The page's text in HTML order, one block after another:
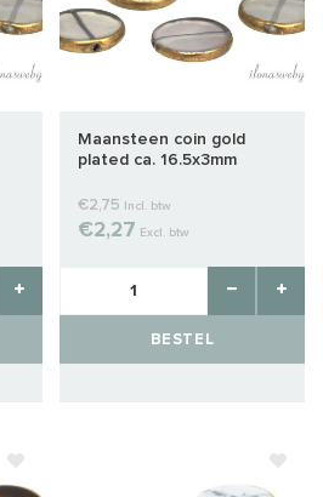
Maansteen coin gold
plated ca. 16.5x3mm
€2,75 Incl. btw
€2,27 Excl. btw
BESTEL